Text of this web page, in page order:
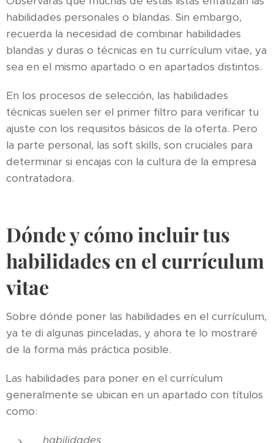
habilidades personales o blandas. Sin embargo,
recuerda la necesidad de combinar habilidades
blandas y duras o técnicas en tu currículum vitae, ya
sea en el mismo apartado o en apartados distintos.
En los procesos de selección, las habilidades
técnicas suelen ser el primer filtro para verificar tu
ajuste con los requisitos básicos de la oferta. Pero
la parte personal, las soft skills, son cruciales para
determinar si encajas con la cultura de la empresa
contratadora.
Dónde y cómo incluir tus
habilidades en el currículum
vitae
Sobre dónde poner las habilidades en el currículum,
ya te di algunas pinceladas, y ahora te lo mostraré
de la forma más práctica posible.
Las habilidades para poner en el currículum
generalmente se ubican en un apartado con títulos
como:
habilidades